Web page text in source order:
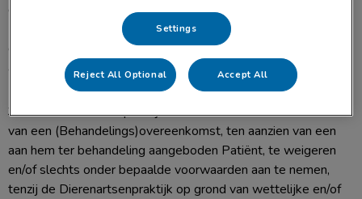
definitieve (Behandelings)overeenkomst leidt, is de
Dierenartsenpraktijk te allen tijde gerechtigd om alle kosten
die de Dierenartsenpraktijk heeft moeten maken om de
aanbieding aan de Cliënt te doen, in rekening te brengen.
3.4De Dierenartsenpraktijk heeft het recht om het sluiten
van een (Behandelings)overeenkomst, ten aanzien van een
aan hem ter behandeling aangeboden Patiënt, te weigeren
en/of slechts onder bepaalde voorwaarden aan te nemen,
tenzij de Dierenartsenpraktijk op grond van wettelijke en/of
Settings
Reject All Optional Accept All